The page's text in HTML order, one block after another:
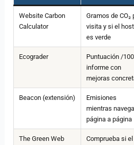
Website Carbon
Calculator
Gramos de CO₂
visita y si el
es verde
Ecograder
Puntuación /
informe con
mejoras
Beacon (extensión)
Emisiones
mientras
página a página
The Green Web
Comprueba si el